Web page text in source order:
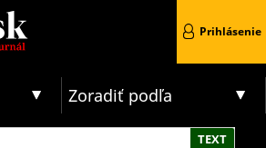
Zoradiť podľa
Prihlásenie
TEXT